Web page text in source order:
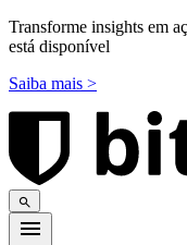
Transforme insights em
está disponível
Saiba mais >